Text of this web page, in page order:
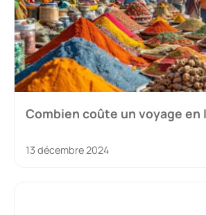
Combien coûte un voyage en
13 décembre 2024